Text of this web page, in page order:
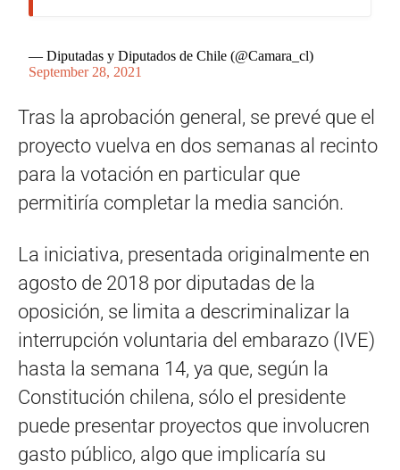
— Diputadas y Diputados de Chile (@Camara_cl)
September 28, 2021
Tras la aprobación general, se prevé que el
proyecto vuelva en dos semanas al recinto
para la votación en particular que
permitiría completar la media sanción.
La iniciativa, presentada originalmente en
agosto de 2018 por diputadas de la
oposición, se limita a descriminalizar la
interrupción voluntaria del embarazo (IVE)
hasta la semana 14, ya que, según la
Constitución chilena, sólo el presidente
puede presentar proyectos que involucren
gasto público, algo que implicaría su